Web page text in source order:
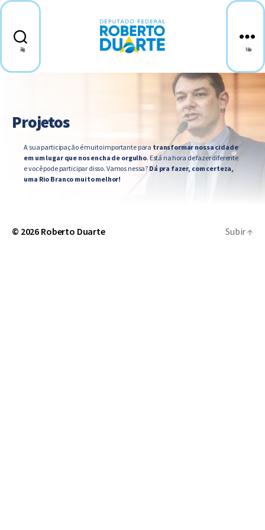
Pesquisar Menu
Projetos
A sua participação é muito importante para transformar nossa cidade
em um lugar que nos encha de orgulho. Está na hora de fazer diferente
e você pode participar disso. Vamos nessa? Dá pra fazer, com certeza,
uma Rio Branco muito melhor!
© 2026 Roberto Duarte Subir↑